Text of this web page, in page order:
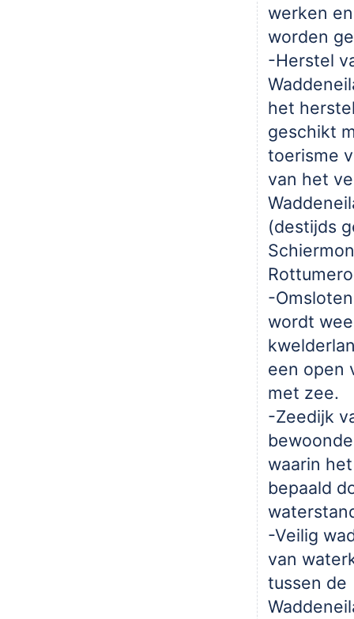
werken
worden
-Herstel
het
geschikt
toerisme
van het
(destijds
-
wordt
een open
met zee.
-Zeedijk
waarin
bepaald
-Veilig
van
tussen de